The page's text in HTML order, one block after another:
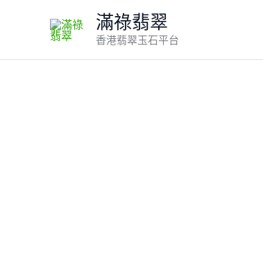
滿祿翡翠
香港翡翠玉石平台